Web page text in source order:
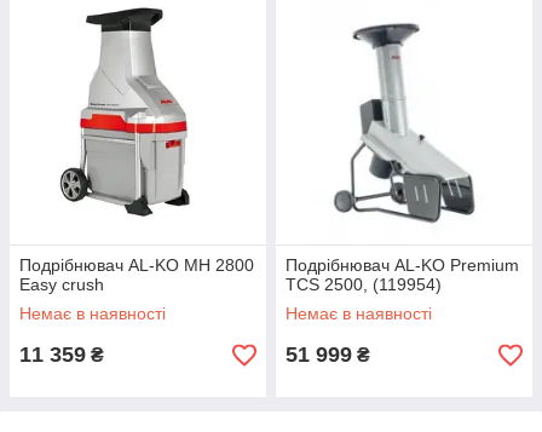
Подрібнювач AL-KO MH 2800
Easy crush
Немає в наявності
11 359 ₴
Подрібнювач AL-KO Premium
TCS 2500, (119954)
Немає в наявності
51 999 ₴